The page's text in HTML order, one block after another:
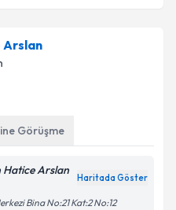
Arslan
Görüşme
Hatice Arslan
Haritada Göster
Bina No:21 Kat:2 No:12